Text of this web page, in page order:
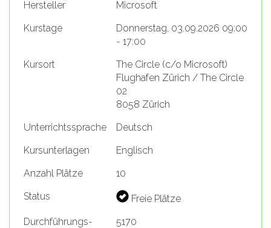
Hersteller
Microsoft
Kurstage
Donnerstag, 03.09.2026 09:00
- 17:00
Kursort
The Circle (c/o Microsoft)
Flughafen Zürich / The Circle
02
8058 Zürich
Unterrichtssprache
Deutsch
Kursunterlagen
Englisch
Anzahl Plätze
10
Status
Freie Plätze
Durchführungs-
5170